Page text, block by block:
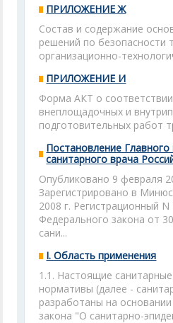
ПРИЛОЖЕНИЕ Ж
Состав и содержание
решений по безопасности
организационно-
ПРИЛОЖЕНИЕ И
Форма АКТ о
внеплощадочных и
подготовительных работ
Постановление Главного
санитарного врача
Опубликовано 9 февраля
Зарегистрировано в
2008 г. Регистрационный
Федерального закона от
сани...
I. Область применения
1.1. Настоящие
нормативы (далее -
разработаны на
закона "О санитарно-